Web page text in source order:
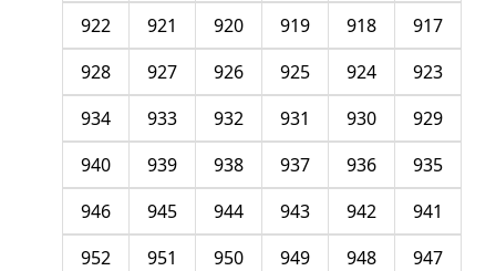
917
918
919
920
921
922
923
924
925
926
927
928
929
930
931
932
933
934
935
936
937
938
939
940
941
942
943
944
945
946
947
948
949
950
951
952